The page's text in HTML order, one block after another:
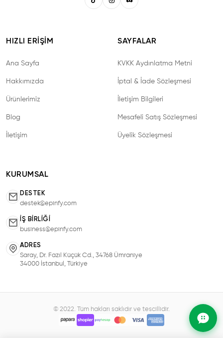
HIZLI ERIŞIM
Ana Sayfa
Hakkımızda
Ürünlerimiz
Blog
İletişim
SAYFALAR
KVKK Aydınlatma Metni
İptal & İade Sözleşmesi
İletişim Bilgileri
Mesafeli Satış Sözleşmesi
Üyelik Sözleşmesi
KURUMSAL
DESTEK
destek@epinfy.com
İŞ BIRLIĞI
business@epinfy.com
ADRES
Saray, Dr. Fazıl Küçük Cd., 34768 Ümraniye
34000 İstanbul, Türkiye
© 2022. Tüm hakları saklıdır ve tescillidir.